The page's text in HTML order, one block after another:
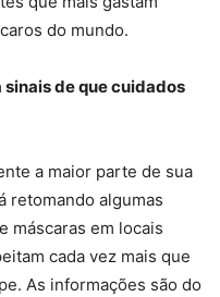
do mundo.
de que cuidados
a maior parte de sua
retomando algumas
máscaras em locais
cada vez mais que
As informações são do